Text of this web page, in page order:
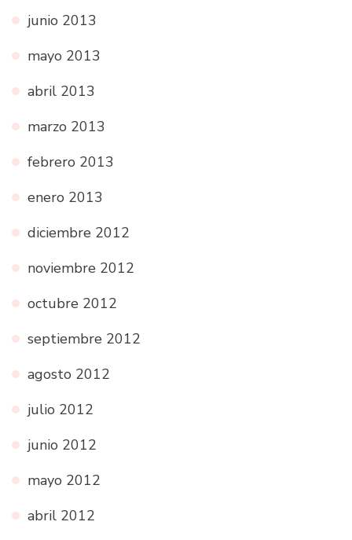
junio 2013
mayo 2013
abril 2013
marzo 2013
febrero 2013
enero 2013
diciembre 2012
noviembre 2012
octubre 2012
septiembre 2012
agosto 2012
julio 2012
junio 2012
mayo 2012
abril 2012